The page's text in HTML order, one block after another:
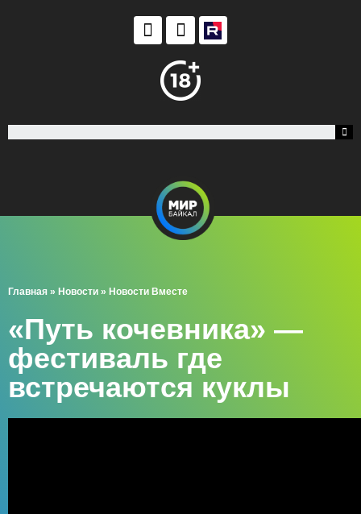
Главная » Новости » Новости Вместе
«Путь кочевника» —
фестиваль где
встречаются куклы